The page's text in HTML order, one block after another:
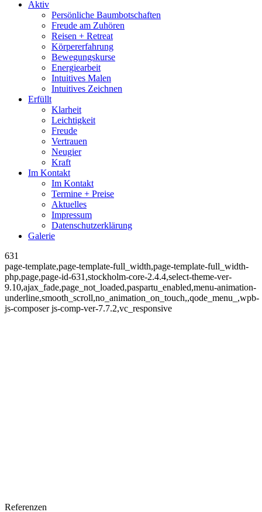
Aktiv
Persönliche Baumbotschaften
Freude am Zuhören
Reisen + Retreat
Körpererfahrung
Bewegungskurse
Energiearbeit
Intuitives Malen
Intuitives Zeichnen
Erfüllt
Klarheit
Leichtigkeit
Freude
Vertrauen
Neugier
Kraft
Im Kontakt
Im Kontakt
Termine + Preise
Aktuelles
Impressum
Datenschutzerklärung
Galerie
631
page-template,page-template-full_width,page-template-full_width-
php,page,page-id-631,stockholm-core-2.4.4,select-theme-ver-
9.10,ajax_fade,page_not_loaded,paspartu_enabled,menu-animation-
underline,smooth_scroll,no_animation_on_touch,,qode_menu_,wpb-
js-composer js-comp-ver-7.7.2,vc_responsive
Referenzen